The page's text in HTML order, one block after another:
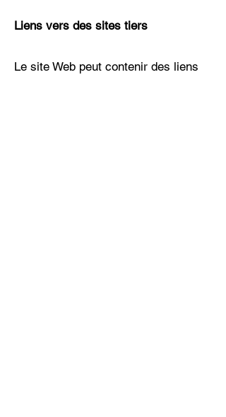
Liens vers des sites tiers
Le site Web peut contenir des liens